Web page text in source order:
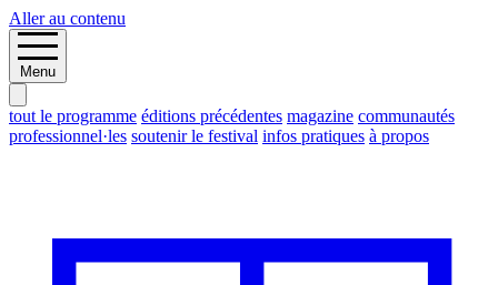
Aller au contenu
Menu
tout le programme éditions précédentes magazine communautés
professionnel·les soutenir le festival infos pratiques à propos